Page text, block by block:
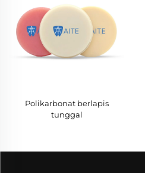
Polikarbonat berlapis
tunggal